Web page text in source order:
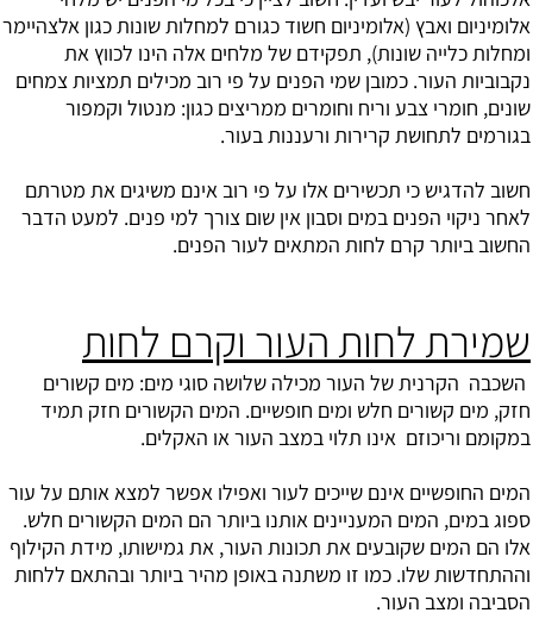
אלומיניום ואבץ (אלומיניום חשוד כגורם למחלות שונות כגון אלצהיימר
ומחלות כלייה שונות), תפקידם של מלחים אלה הינו לכווץ את
נקבוביות העור. כמובן שמי הפנים על פי רוב מכילים תמציות צמחים
שונים, חומרי צבע וריח וחומרים ממריצים כגון: מנטול וקמפור
בגורמים לתחושת קרירות ורעננות בעור.
חשוב להדגיש כי תכשירים אלו על פי רוב אינם משיגים את מטרתם
לאחר ניקוי הפנים במים וסבון אין שום צורך למי פנים. למעט הדבר
החשוב ביותר קרם לחות המתאים לעור הפנים.
שמירת לחות העור וקרם לחות
השכבה הקרנית של העור מכילה שלושה סוגי מים: מים קשורים
חזק, מים קשורים חלש ומים חופשיים. המים הקשורים חזק תמיד
במקומם וריכוזם אינו תלוי במצב העור או האקלים.
המים החופשיים אינם שייכים לעור ואפילו אפשר למצא אותם על עור
ספוג במים, המים המעניינים אותנו ביותר הם המים הקשורים חלש.
אלו הם המים שקובעים את תכונות העור, את גמישותו, מידת הקילוף
וההתחדשות שלו. כמו זו משתנה באופן מהיר ביותר ובהתאם ללחות
הסביבה ומצב העור.